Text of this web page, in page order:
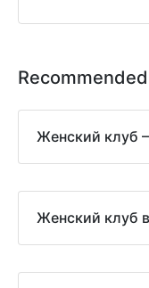
Женский клуб
Женский клуб